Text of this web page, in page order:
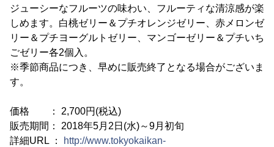
ジューシーなフルーツの味わい、フルーティな清涼感が楽
しめます。白桃ゼリー＆プチオレンジゼリー、赤メロンゼ
リー＆プチヨーグルトゼリー、マンゴーゼリー＆プチいち
ごゼリー各2個入。
※季節商品につき、早めに販売終了となる場合がございま
す。
価格 ： 2,700円(税込)
販売期間： 2018年5月2日(水)～9月初旬
詳細URL ：
http://www.tokyokaikan-